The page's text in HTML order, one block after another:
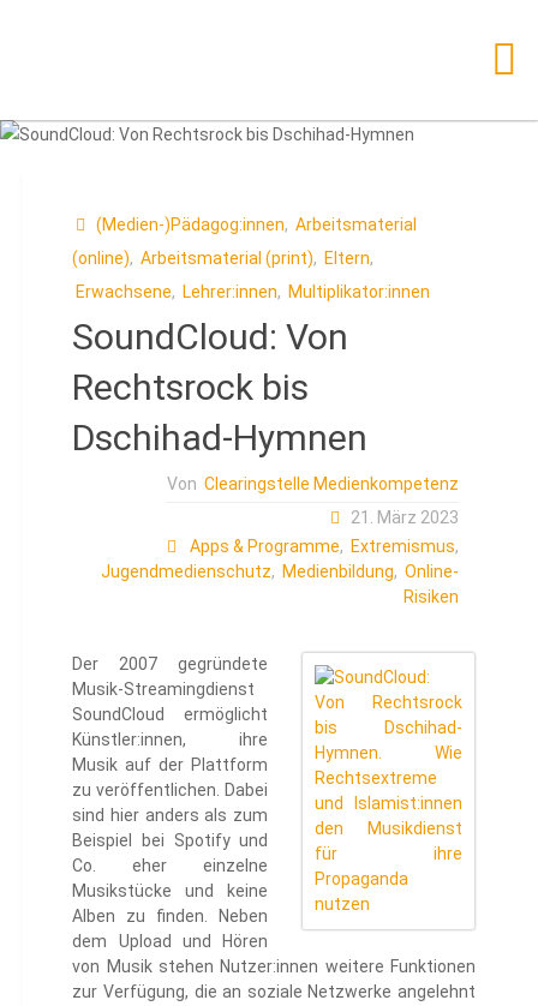
(Medien-)Pädagog:innen, Arbeitsmaterial
(online), Arbeitsmaterial (print), Eltern,
Erwachsene, Lehrer:innen, Multiplikator:innen
SoundCloud: Von
Rechtsrock bis
Dschihad-Hymnen
Von Clearingstelle Medienkompetenz
21. März 2023
Apps & Programme, Extremismus,
Jugendmedienschutz, Medienbildung, Online-
Risiken
Der 2007 gegründete
Musik-Streamingdienst
SoundCloud ermöglicht
Künstler:innen, ihre
Musik auf der Plattform
zu veröffentlichen. Dabei
sind hier anders als zum
Beispiel bei Spotify und
Co. eher einzelne
Musikstücke und keine
Alben zu finden. Neben
dem Upload und Hören
von Musik stehen Nutzer:innen weitere Funktionen
zur Verfügung, die an soziale Netzwerke angelehnt